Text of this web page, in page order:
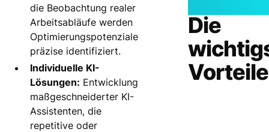
die Beobachtung realer
Arbeitsabläufe werden
Optimierungspotenziale
präzise identifiziert.
Individuelle KI-
Lösungen: Entwicklung
maßgeschneiderter KI-
Assistenten, die
repetitive oder
Die
Vorteile